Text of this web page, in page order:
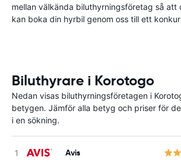
mellan välkända biluthyrningsföretag så att
kan boka din hyrbil genom oss till ett
Biluthyrare i Korotogo
Nedan visas biluthyrningsföretagen i
betygen. Jämför alla betyg och priser för
i en sökning.
Avis